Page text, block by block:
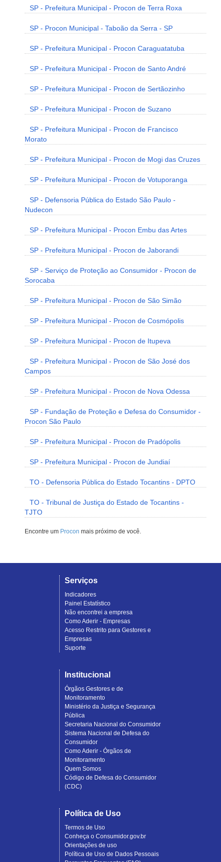
SP - Prefeitura Municipal - Procon de Terra Roxa
SP - Procon Municipal - Taboão da Serra - SP
SP - Prefeitura Municipal - Procon Caraguatatuba
SP - Prefeitura Municipal - Procon de Santo André
SP - Prefeitura Municipal - Procon de Sertãozinho
SP - Prefeitura Municipal - Procon de Suzano
SP - Prefeitura Municipal - Procon de Francisco
Morato
SP - Prefeitura Municipal - Procon de Mogi das Cruzes
SP - Prefeitura Municipal - Procon de Votuporanga
SP - Defensoria Pública do Estado São Paulo -
Nudecon
SP - Prefeitura Municipal - Procon Embu das Artes
SP - Prefeitura Municipal - Procon de Jaborandi
SP - Serviço de Proteção ao Consumidor - Procon de
Sorocaba
SP - Prefeitura Municipal - Procon de São Simão
SP - Prefeitura Municipal - Procon de Cosmópolis
SP - Prefeitura Municipal - Procon de Itupeva
SP - Prefeitura Municipal - Procon de São José dos
Campos
SP - Prefeitura Municipal - Procon de Nova Odessa
SP - Fundação de Proteção e Defesa do Consumidor -
Procon São Paulo
SP - Prefeitura Municipal - Procon de Pradópolis
SP - Prefeitura Municipal - Procon de Jundiaí
TO - Defensoria Pública do Estado Tocantins - DPTO
TO - Tribunal de Justiça do Estado de Tocantins -
TJTO
Encontre um Procon mais próximo de você.
Serviços
Indicadores
Painel Estatístico
Não encontrei a empresa
Como Aderir - Empresas
Acesso Restrito para Gestores e
Empresas
Suporte
Institucional
Órgãos Gestores e de
Monitoramento
Ministério da Justiça e Segurança
Pública
Secretaria Nacional do Consumidor
Sistema Nacional de Defesa do
Consumidor
Como Aderir - Órgãos de
Monitoramento
Quem Somos
Código de Defesa do Consumidor
(CDC)
Política de Uso
Termos de Uso
Conheça o Consumidor.gov.br
Orientações de uso
Política de Uso de Dados Pessoais